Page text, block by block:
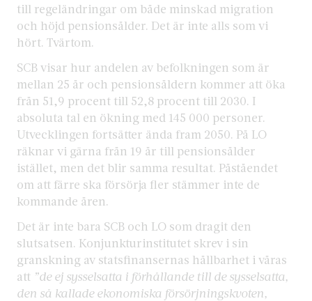
till regeländringar om både minskad migration
och höjd pensionsålder. Det är inte alls som vi
hört. Tvärtom.
SCB visar hur andelen av befolkningen som är
mellan 25 år och pensionsåldern kommer att öka
från 51,9 procent till 52,8 procent till 2030. I
absoluta tal en ökning med 145 000 personer.
Utvecklingen fortsätter ända fram 2050. På LO
räknar vi gärna från 19 år till pensionsålder
istället, men det blir samma resultat. Påståendet
om att färre ska försörja fler stämmer inte de
kommande åren.
Det är inte bara SCB och LO som dragit den
slutsatsen. Konjunkturinstitutet skrev i sin
granskning av statsfinansernas hållbarhet i våras
att ”de ej sysselsatta i förhållande till de sysselsatta,
den så kallade ekonomiska försörjningskvoten,